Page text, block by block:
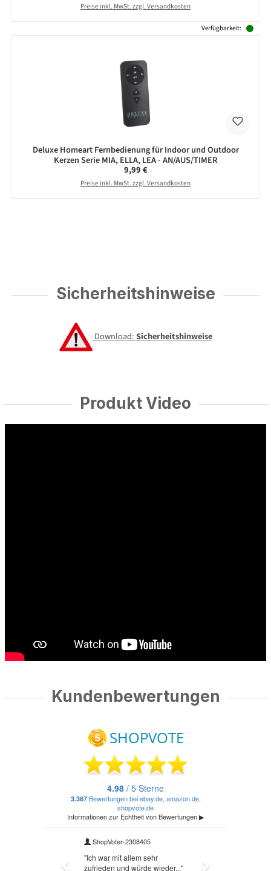
Preise inkl. MwSt. zzgl. Versandkosten
Verfügbarkeit:
Deluxe Homeart Fernbedienung für Indoor und Outdoor
Kerzen Serie MIA, ELLA, LEA - AN/AUS/TIMER
Regulärer Preis:
9,99 €
Preise inkl. MwSt. zzgl. Versandkosten
Sicherheitshinweise
Download:Sicherheitshinweise
Produkt Video
Kundenbewertungen